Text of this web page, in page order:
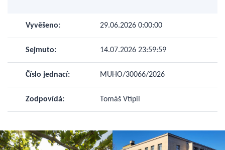
Vyvěšeno: 29.06.2026 0:00:00
Sejmuto: 14.07.2026 23:59:59
Číslo jednací: MUHO/30066/2026
Zodpovídá: Tomáš Vtípil